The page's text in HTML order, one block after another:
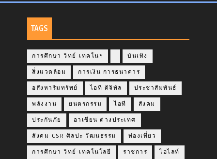
TAGS
การศึกษา วิทย์-เทคโนฯ บันเทิง
สิ่งแวดล้อม การเงิน การธนาคาร
อสังหาริมทรัพย์ ไอที ดิจิทัล ประชาสัมพันธ์
พลังงาน ยนตรกรรม ไอที สังคม
ประกันภัย อาเซียน ต่างประเทศ
สังคม-CSR ศิลปะ วัฒนธรรม ท่องเที่ยว
การศึกษา วิทย์-เทคโนโลยี ราชการ ไฮไลท์